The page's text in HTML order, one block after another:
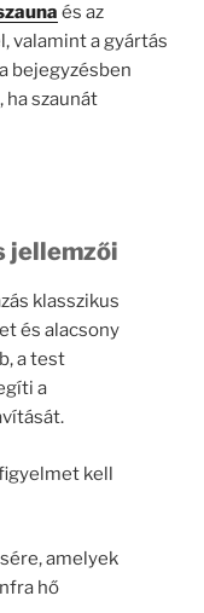
és az
valamint a gyártás
bejegyzésben
szaunát
jellemzői
klasszikus
és alacsony
a test
a
kell
amelyek
hő